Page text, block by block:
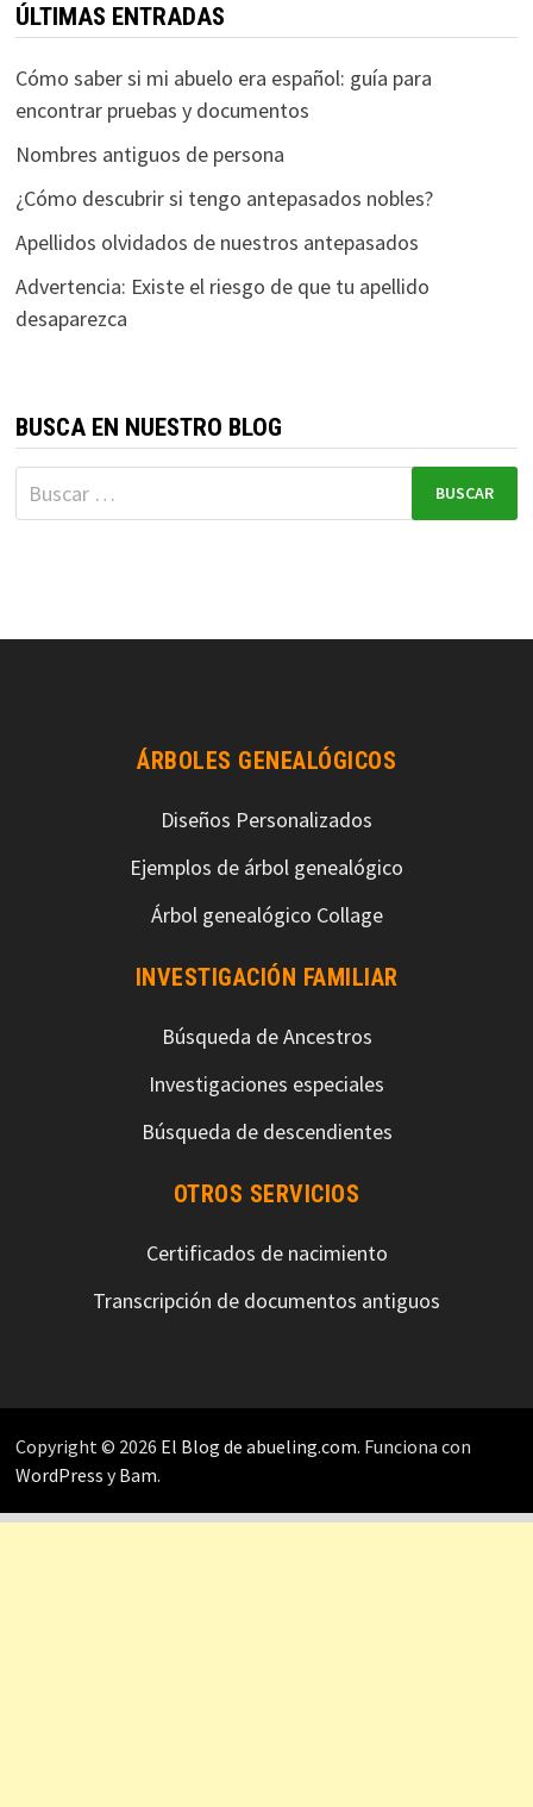
ÚLTIMAS ENTRADAS
Cómo saber si mi abuelo era español: guía para
encontrar pruebas y documentos
Nombres antiguos de persona
¿Cómo descubrir si tengo antepasados nobles?
Apellidos olvidados de nuestros antepasados
Advertencia: Existe el riesgo de que tu apellido
desaparezca
BUSCA EN NUESTRO BLOG
ÁRBOLES GENEALÓGICOS
Diseños Personalizados
Ejemplos de árbol genealógico
Árbol genealógico Collage
INVESTIGACIÓN FAMILIAR
Búsqueda de Ancestros
Investigaciones especiales
Búsqueda de descendientes
OTROS SERVICIOS
Certificados de nacimiento
Transcripción de documentos antiguos
Copyright © 2026 El Blog de abueling.com. Funciona con
WordPress yBam.